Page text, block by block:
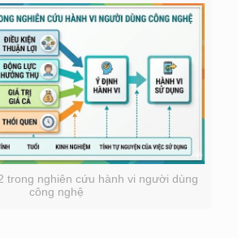
trong nghiên cứu hành vi người dùng
công nghệ